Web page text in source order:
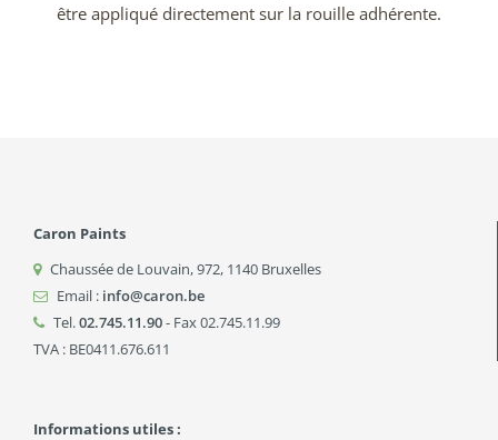
être appliqué directement sur la rouille adhérente.
Caron Paints
Chaussée de Louvain, 972, 1140 Bruxelles
Email : info@caron.be
Tel.02.745.11.90- Fax 02.745.11.99
TVA : BE0411.676.611
Informations utiles :